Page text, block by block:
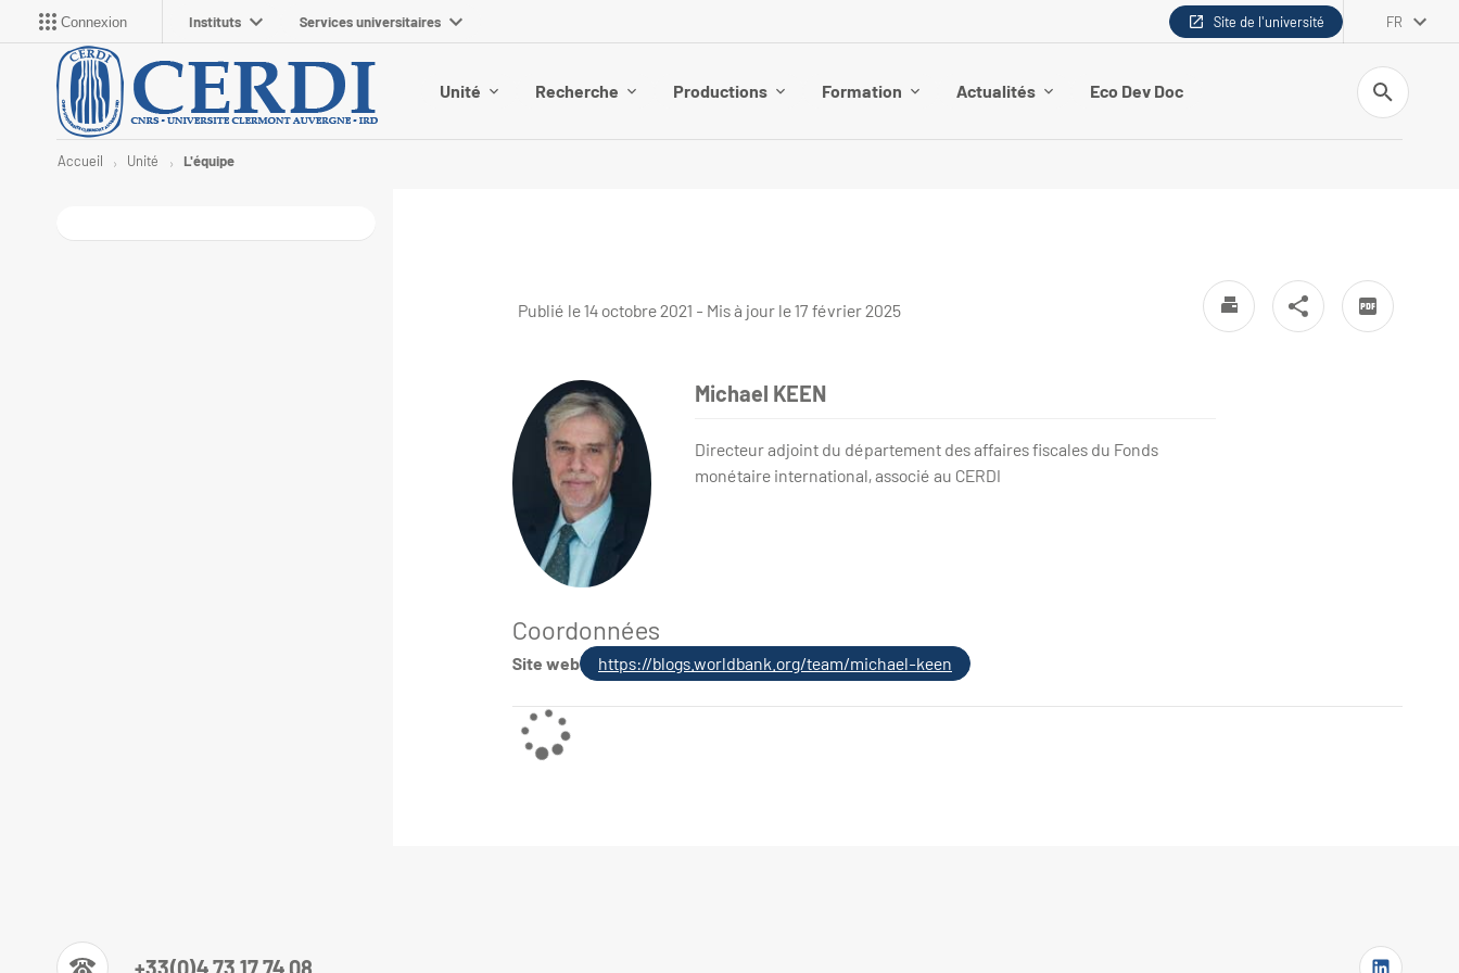
Connexion Instituts Services universitaires Site de l'université FR
Unité Recherche Productions Formation Actualités Eco Dev Doc
Recherche
Accueil Unité L'équipe
Publié le 14 octobre 2021 - Mis à jour le 17 février 2025
Michael KEEN
Directeur adjoint du département des affaires fiscales du Fonds
monétaire international, associé au CERDI
Coordonnées
Site web https://blogs.worldbank.org/team/michael-keen